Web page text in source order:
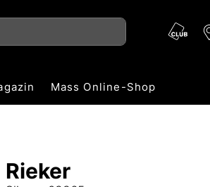
Mass Online-Shop
Rieker